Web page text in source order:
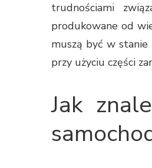
trudnościami
produkowane od
muszą być w stanie
przy użyciu części
Jak